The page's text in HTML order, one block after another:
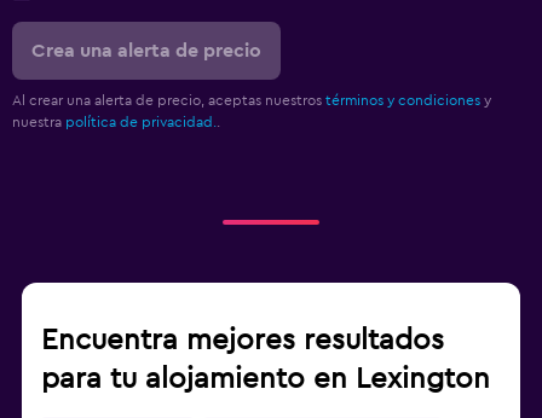
Crea una alerta de precio
Al crear una alerta de precio, aceptas nuestros términos y condiciones y
nuestra política de privacidad.
Encuentra mejores resultados
para tu alojamiento en Lexington